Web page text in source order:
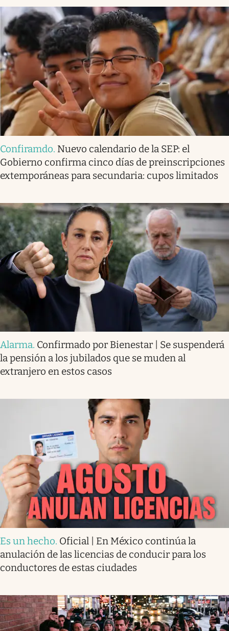
Confiramdo. Nuevo calendario de la SEP: el
Gobierno confirma cinco días de preinscripciones
extemporáneas para secundaria: cupos limitados
Alarma. Confirmado por Bienestar | Se suspenderá
la pensión a los jubilados que se muden al
extranjero en estos casos
Es un hecho. Oficial | En México continúa la
anulación de las licencias de conducir para los
conductores de estas ciudades